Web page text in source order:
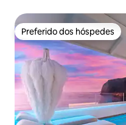
Preferido dos hóspedes
Preferido dos hóspedes